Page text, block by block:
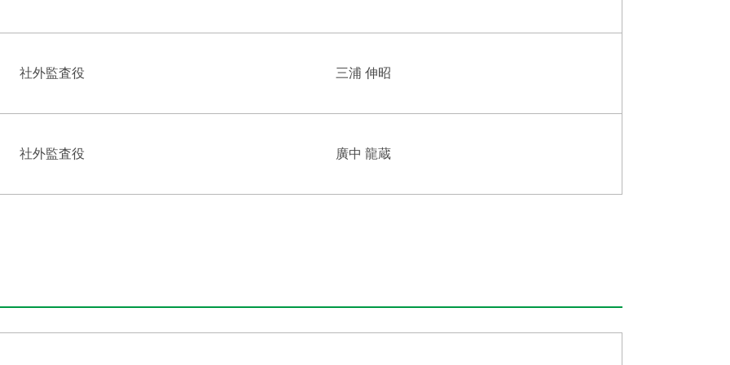
社外監査役 三浦 伸昭
社外監査役 廣中 龍蔵